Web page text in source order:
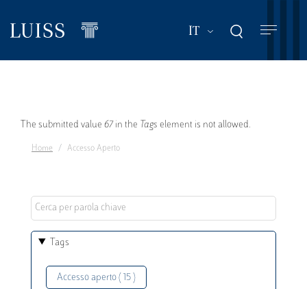
contenuto
IT Mostra ulteriori
Messaggio
di
The submitted value 67 in the Tags element is not allowed.
Home Accesso Aperto
Tags
Accesso aperto ( 15 )